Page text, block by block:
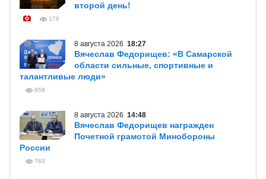
второй день!
176
8 августа 2026 18:27
Вячеслав Федорищев: «В Самарской
области сильные, спортивные и
талантливые люди»
658
8 августа 2026 14:48
Вячеслав Федорищев награжден
Почетной грамотой Минобороны
России
763